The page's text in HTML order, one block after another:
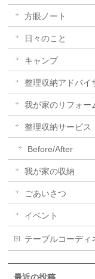
方眼ノート
日々のこと
キャンプ
整理収納アドバイ
我が家のリフォー
整理収納サービス
Before/After
我が家の収納
ごあいさつ
イベント
テーブルコーディ